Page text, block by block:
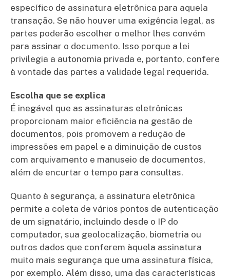
específico de assinatura eletrônica para aquela
transação. Se não houver uma exigência legal, as
partes poderão escolher o melhor lhes convém
para assinar o documento. Isso porque a lei
privilegia a autonomia privada e, portanto, confere
à vontade das partes a validade legal requerida.
Escolha que se explica
É inegável que as assinaturas eletrônicas
proporcionam maior eficiência na gestão de
documentos, pois promovem a redução de
impressões em papel e a diminuição de custos
com arquivamento e manuseio de documentos,
além de encurtar o tempo para consultas.
Quanto à segurança, a assinatura eletrônica
permite a coleta de vários pontos de autenticação
de um signatário, incluindo desde o IP do
computador, sua geolocalização, biometria ou
outros dados que conferem àquela assinatura
muito mais segurança que uma assinatura física,
por exemplo. Além disso, uma das características